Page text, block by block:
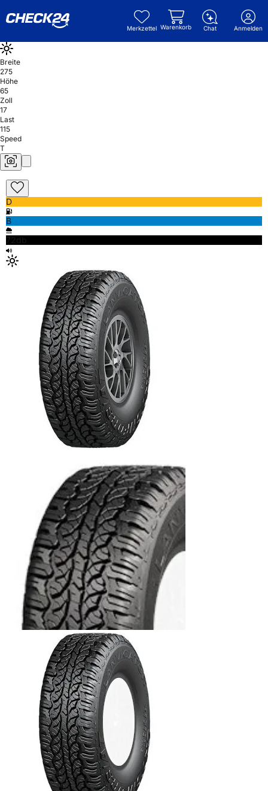
Merkzettel Warenkorb Chat Anmelden
Breite
275
Höhe
65
Zoll
17
Last
115
Speed
T
D
B
72db